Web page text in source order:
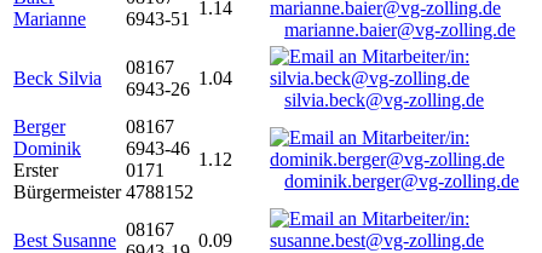
Marianne
6943-51
1.14
marianne.baier@vg-zolling.de
Beck Silvia
08167
6943-26
1.04
silvia.beck@vg-zolling.de
Berger
Dominik
Erster
Bürgermeister
08167
6943-46
0171
4788152
1.12
dominik.berger@vg-zolling.de
Best Susanne
08167
0.09